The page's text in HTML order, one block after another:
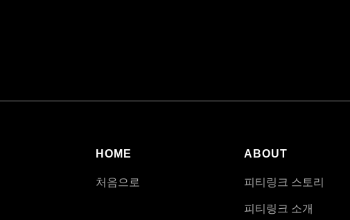
HOME
처음으로
ABOUT
피티링크 스토리
피티링크 소개